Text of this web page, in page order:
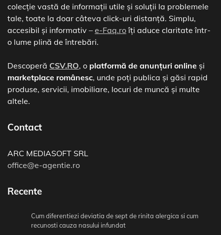
colecție vastă de informații utile și soluții la problemele
tale, toate la doar câteva click-uri distanță. Simplu,
accesibil și informativ – e-Faq.roîți aduce claritate într-
o lume plină de întrebări.
Descoperă CSV.RO, o platformă de anunțuri online și
marketplace românesc, unde poți publica și găsi rapid
produse, servicii, imobiliare, locuri de muncă și multe
altele.
Contact
ARC MEDIASOFT SRL
office@e-agentie.ro
Recente
Cum diferentiezi deviatia de sept de rinita alergica si cum
recunosti cauza nasului infundat